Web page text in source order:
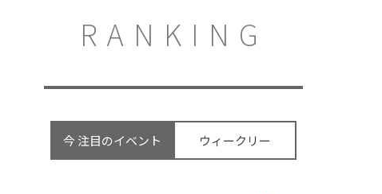
RANKING
今 注目のイベント ウィークリー